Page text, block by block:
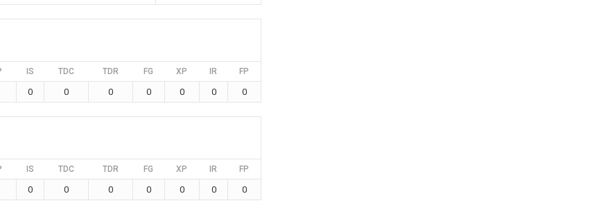
IS TDC TDR FG XP IR FP
0 0 0 0 0 0 0
IS TDC TDR FG XP IR FP
0 0 0 0 0 0 0